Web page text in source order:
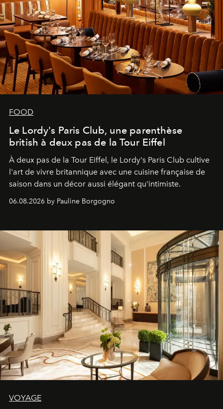
FOOD
Le Lordy's Paris Club, une parenthèse
british à deux pas de la Tour Eiffel
À deux pas de la Tour Eiffel, le Lordy's Paris Club cultive
l'art de vivre britannique avec une cuisine française de
saison dans un décor aussi élégant qu'intimiste.
06.08.2026 by Pauline Borgogno
VOYAGE